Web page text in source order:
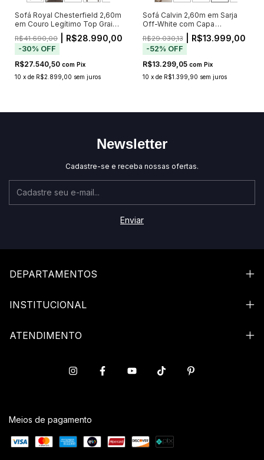
Sofá Royal Chesterfield 2,60m
em Couro Legítimo Top Grain
Marrom com Capitonê (Pré-
Venda - Envio a Partir de 20/11)
R$41.690,00 | R$28.990,00
-30% OFF
R$27.540,50 com Pix
10 x de R$2.899,00 sem juros
Sofá Calvin 2,60m em Sarja
Off-White com Capa
Removível e 5 Almofadas
R$29.030,13| R$13.999,00
-52% OFF
R$13.299,05 com Pix
10 x de R$1.399,90 sem juros
Newsletter
Cadastre-se e receba nossas ofertas.
DEPARTAMENTOS
INSTITUCIONAL
ATENDIMENTO
Meios de pagamento